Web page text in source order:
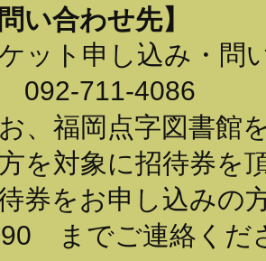
問い合わせ先】
ット申し込み・問
092-711-4086
、福岡点字図書館
を対象に招待券を
券をお申し込みの
までご連絡くだ